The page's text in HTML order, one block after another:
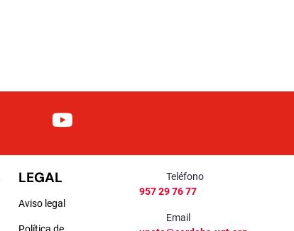
LEGAL
Aviso legal
Teléfono
957 29 76 77
Email